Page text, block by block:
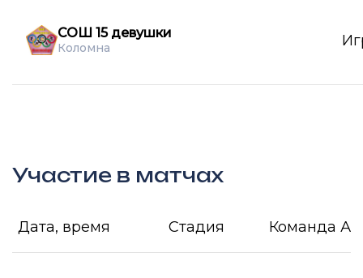
СОШ 15 девушки
Коломна
Участие в матчах
Дата, время Стадия Команда А